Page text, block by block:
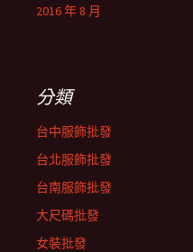
2016 年 8 月
分類
台中服飾批發
台北服飾批發
台南服飾批發
大尺碼批發
女裝批發